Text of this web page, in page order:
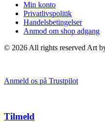
Min konto
Privatlivspolitik
Handelsbetingelser
Anmod om shop adgang
© 2026 All rights reserved Art
Anmeld os på Trustpilot
Tilmeld